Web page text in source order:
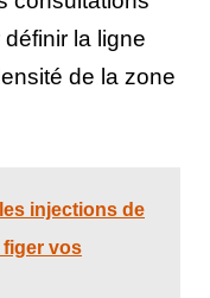
la ligne
de la zone
injections de
vos